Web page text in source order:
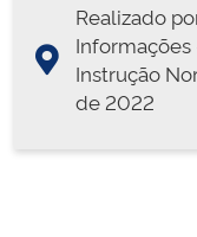
Realizado
Instrução
de 2022